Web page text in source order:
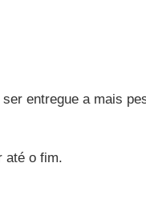
entregue a mais
até o fim.